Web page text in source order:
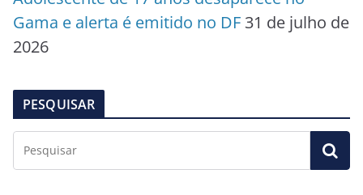
Gama e alerta é emitido no DF 31 de julho de
2026
PESQUISAR